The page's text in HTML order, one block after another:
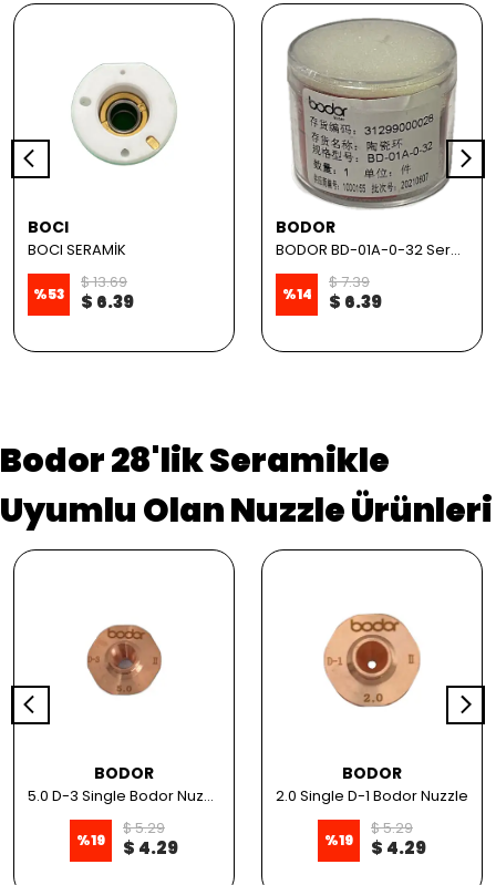
BOCI
BOCI SERAMİK
%53
$ 13.69
$ 6.39
BODOR
BODOR BD-01A-0-32 Seramik
%14
$ 7.39
$ 6.39
Bodor 28'lik Seramikle
Uyumlu Olan Nuzzle Ürünleri
BODOR
5.0 D-3 Single Bodor Nuzzle
%19
$ 5.29
$ 4.29
BODOR
2.0 Single D-1 Bodor Nuzzle
%19
$ 5.29
$ 4.29